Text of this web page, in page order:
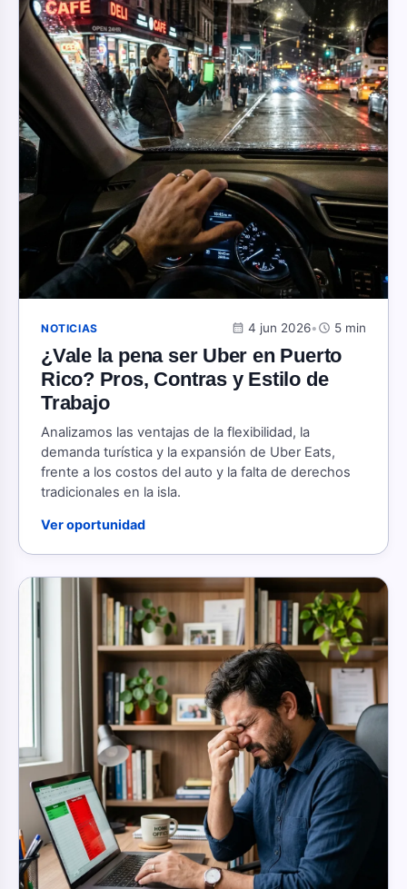
NOTICIAS calendar_month 4 jun 2026•schedule 5 min
¿Vale la pena ser Uber en Puerto
Rico? Pros, Contras y Estilo de
Trabajo
Analizamos las ventajas de la flexibilidad, la
demanda turística y la expansión de Uber Eats,
frente a los costos del auto y la falta de derechos
tradicionales en la isla.
Ver oportunidad